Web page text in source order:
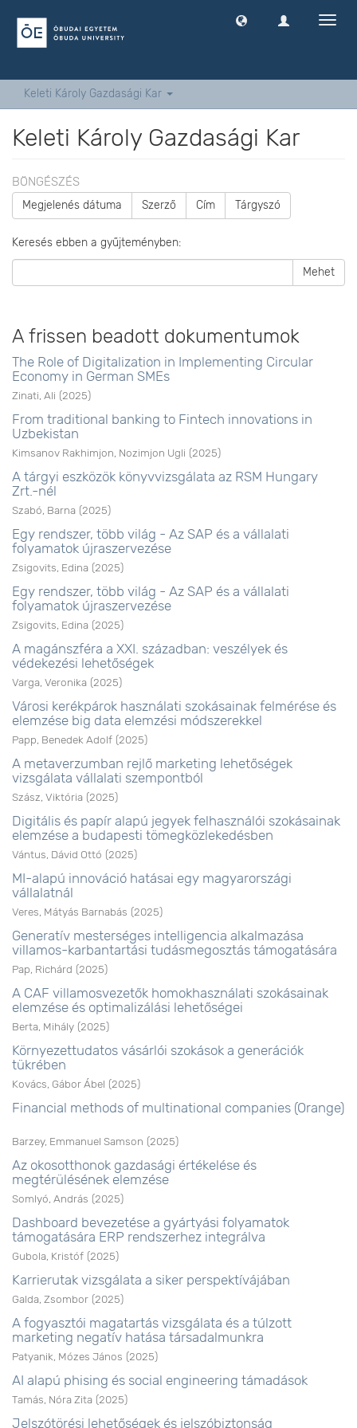
Keleti Károly Gazdasági Kar
Keleti Károly Gazdasági Kar
BÖNGÉSZÉS
Megjelenés dátuma Szerző Cím Tárgyszó
Keresés ebben a gyűjteményben:
Mehet
A frissen beadott dokumentumok
The Role of Digitalization in Implementing Circular
Economy in German SMEs
Zinati, Ali (2025)
From traditional banking to Fintech innovations in
Uzbekistan
Kimsanov Rakhimjon, Nozimjon Ugli (2025)
A tárgyi eszközök könyvvizsgálata az RSM Hungary
Zrt.-nél
Szabó, Barna (2025)
Egy rendszer, több világ - Az SAP és a vállalati
folyamatok újraszervezése
Zsigovits, Edina (2025)
Egy rendszer, több világ - Az SAP és a vállalati
folyamatok újraszervezése
Zsigovits, Edina (2025)
A magánszféra a XXI. században: veszélyek és
védekezési lehetőségek
Varga, Veronika (2025)
Városi kerékpárok használati szokásainak felmérése és
elemzése big data elemzési módszerekkel
Papp, Benedek Adolf (2025)
A metaverzumban rejlő marketing lehetőségek
vizsgálata vállalati szempontból
Szász, Viktória (2025)
Digitális és papír alapú jegyek felhasználói szokásainak
elemzése a budapesti tömegközlekedésben
Vántus, Dávid Ottó (2025)
MI-alapú innováció hatásai egy magyarországi
vállalatnál
Veres, Mátyás Barnabás (2025)
Generatív mesterséges intelligencia alkalmazása
villamos-karbantartási tudásmegosztás támogatására
Pap, Richárd (2025)
A CAF villamosvezetők homokhasználati szokásainak
elemzése és optimalizálási lehetőségei
Berta, Mihály (2025)
Környezettudatos vásárlói szokások a generációk
tükrében
Kovács, Gábor Ábel (2025)
Financial methods of multinational companies (Orange)
Barzey, Emmanuel Samson (2025)
Az okosotthonok gazdasági értékelése és
megtérülésének elemzése
Somlyó, András (2025)
Dashboard bevezetése a gyártyási folyamatok
támogatására ERP rendszerhez integrálva
Gubola, Kristóf (2025)
Karrierutak vizsgálata a siker perspektívájában
Galda, Zsombor (2025)
A fogyasztói magatartás vizsgálata és a túlzott
marketing negatív hatása társadalmunkra
Patyanik, Mózes János (2025)
AI alapú phising és social engineering támadások
Tamás, Nóra Zita (2025)
Jelszótörési lehetőségek és jelszóbiztonság